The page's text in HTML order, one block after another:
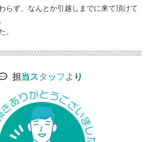
らず、なんとか引越しまでに来て頂けて
。
担当スタ ッ フよ り